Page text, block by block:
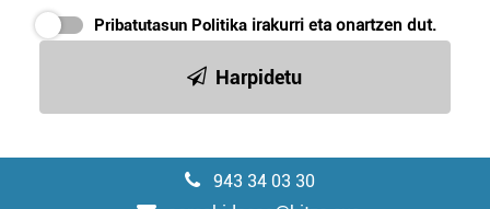
Pribatutasun Politika irakurri eta onartzen dut.
Harpidetu
943 34 03 30